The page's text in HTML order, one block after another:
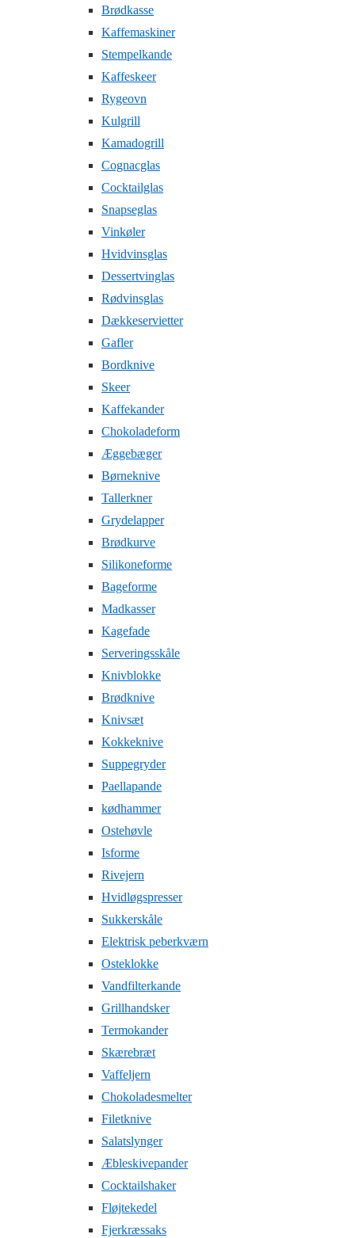
Brødkasse
Kaffemaskiner
Stempelkande
Kaffeskeer
Rygeovn
Kulgrill
Kamadogrill
Cognacglas
Cocktailglas
Snapseglas
Vinkøler
Hvidvinsglas
Dessertvinglas
Rødvinsglas
Dækkeservietter
Gafler
Bordknive
Skeer
Kaffekander
Chokoladeform
Æggebæger
Børneknive
Tallerkner
Grydelapper
Brødkurve
Silikoneforme
Bageforme
Madkasser
Kagefade
Serveringsskåle
Knivblokke
Brødknive
Knivsæt
Kokkeknive
Suppegryder
Paellapande
kødhammer
Ostehøvle
Isforme
Rivejern
Hvidløgspresser
Sukkerskåle
Elektrisk peberkværn
Osteklokke
Vandfilterkande
Grillhandsker
Termokander
Skærebræt
Vaffeljern
Chokoladesmelter
Filetknive
Salatslynger
Æbleskivepander
Cocktailshaker
Fløjtekedel
Fjerkræssaks